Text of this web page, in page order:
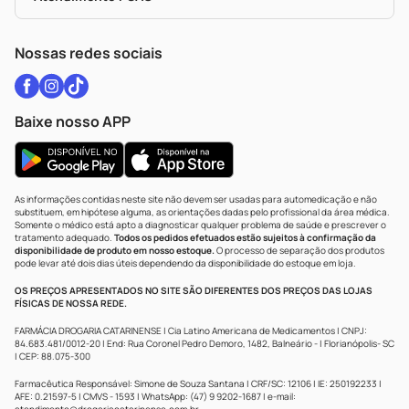
Nossas redes sociais
Baixe nosso APP
As informações contidas neste site não devem ser usadas para automedicação e não
substituem, em hipótese alguma, as orientações dadas pelo profissional da área médica.
Somente o médico está apto a diagnosticar qualquer problema de saúde e prescrever o
tratamento adequado. Todos os pedidos efetuados estão sujeitos à confirmação da
disponibilidade de produto em nosso estoque.O processo de separação dos produtos
pode levar até dois dias úteis dependendo da disponibilidade do estoque em loja.
OS PREÇOS APRESENTADOS NO SITE SÃO DIFERENTES DOS PREÇOS DAS LOJAS
FÍSICAS DE NOSSA REDE.
FARMÁCIA DROGARIA CATARINENSE | Cia Latino Americana de Medicamentos | CNPJ:
84.683.481/0012-20 | End: Rua Coronel Pedro Demoro, 1482, Balneário - | Florianópolis- SC
| CEP: 88.075-300
Farmacêutica Responsável: Simone de Souza Santana | CRF/SC: 12106 | IE: 250192233 |
AFE: 0.21597-5 | CMVS - 1593 | WhatsApp: (47) 9 9202-1687 | e-mail: